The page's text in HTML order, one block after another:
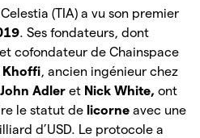
(TIA) a vu son premier
. Ses fondateurs, dont
et cofondateur de Chainspace
Khoffi, ancien ingénieur chez
John Adler et Nick White, ont
le statut de licorne avec une
d’USD. Le protocole a